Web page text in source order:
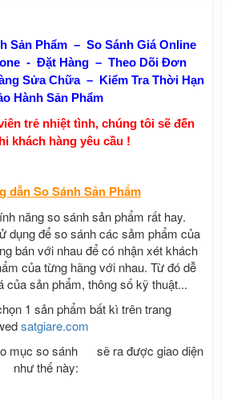
Sản Phẩm – So Sánh Giá Online
- Đặt Hàng – Theo Dõi Đơn
Sửa Chữa – Kiểm Tra Thời Hạn
Hành Sản Phẩm
trẻ nhiệt tình, chúng tôi sẽ đến
khách hàng yêu cầu !
dẫnSo Sánh Sản Phẩm
năng so sánh sản phẩm rất hay.
dụng để so sánh các sảm phẩm của
bán với nhau để có nhận xét khách
của từng hãng với nhau. Từ đó dễ
của sản phẩm, thông số kỹ thuật...
1 sản phẩm bất kì trên trang
satgiare.com
mục so sánh
sẽ ra được giao diện
như thế này: